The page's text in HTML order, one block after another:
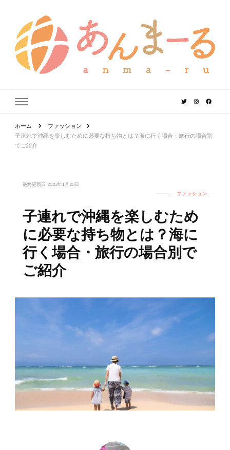
ホーム
ファッション
子連れで沖縄を楽しむために必要な持ち物とは？海に行く場合・旅行の場合別
でご紹介
最終更新日 2023年1月20日
ファッション
子連れで沖縄を楽しむため
に必要な持ち物とは？海に
行く場合・旅行の場合別で
ご紹介